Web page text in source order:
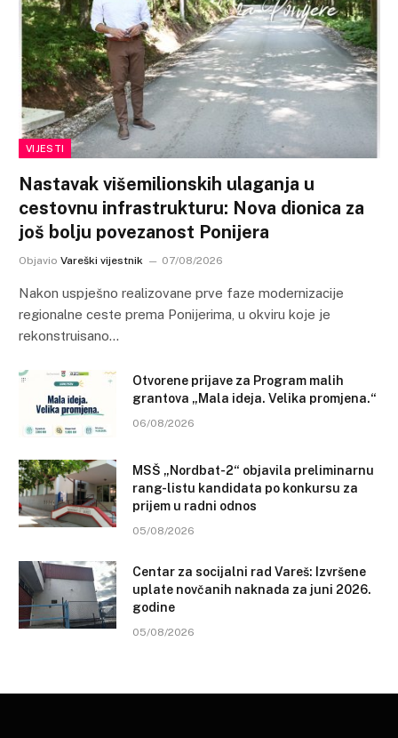
VIJESTI
Nastavak višemilionskih ulaganja u
cestovnu infrastrukturu: Nova dionica za
još bolju povezanost Ponijera
Objavio Vareški vijestnik 07/08/2026
Nakon uspješno realizovane prve faze modernizacije
regionalne ceste prema Ponijerima, u okviru koje je
rekonstruisano…
Otvorene prijave za Program malih
grantova „Mala ideja. Velika promjena.“
06/08/2026
MSŠ „Nordbat-2“ objavila preliminarnu
rang-listu kandidata po konkursu za
prijem u radni odnos
05/08/2026
Centar za socijalni rad Vareš: Izvršene
uplate novčanih naknada za juni 2026.
godine
05/08/2026